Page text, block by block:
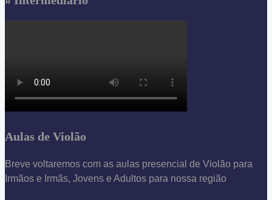
Aulas de Violão
Breve voltaremos com as aulas presencial de Violão para
Irmãos e Irmãs, Jovens e Adultos para nossa região